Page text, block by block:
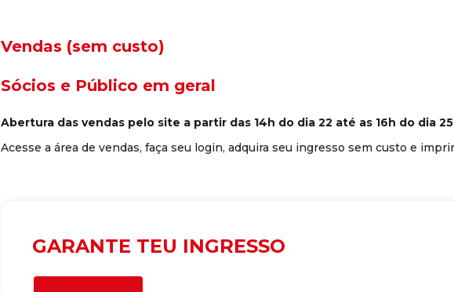
Vendas (sem custo)
Sócios e Público em geral
Abertura das vendas pelo site a partir das 14h do dia 22 até as 16h do dia
Acesse a área de vendas, faça seu login, adquira seu ingresso sem custo e
GARANTE TEU INGRESSO